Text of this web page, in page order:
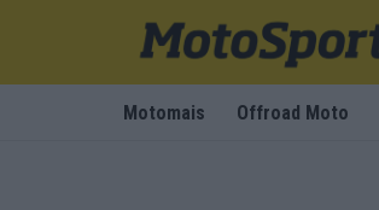
Motomais Offroad Moto